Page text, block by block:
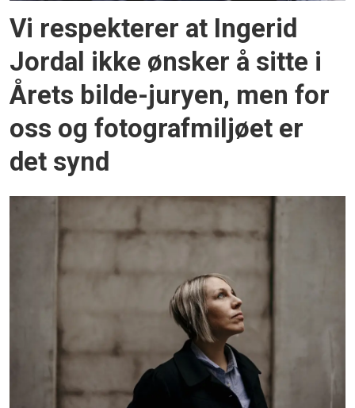
Vi respekterer at Ingerid
Jordal ikke ønsker å sitte i
Årets bilde-juryen, men for
oss og fotografmiljøet er
det synd